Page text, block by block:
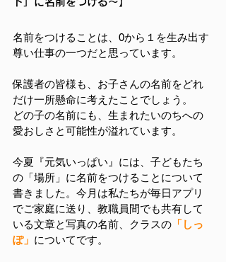
名前をつけることは、0から１を生み出す
尊い仕事の一つだと思っています。
保護者の皆様も、お子さんの名前をどれ
だけ一所懸命に考えたことでしょう。
どの子の名前にも、生まれたいのちへの
愛おしさと可能性が溢れています。
今夏『元気いっぱい』には、子どもたち
の「場所」に名前をつけることについて
書きました。今月は私たちが毎日アプリ
でご家庭に送り、教職員間でも共有して
いる文章と写真の名前、クラスの 「しっ
ぽ」 についてです。